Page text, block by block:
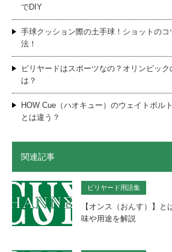
でDIY
手球クッション際の土手球！ショットの
法！
ビリヤードはスポーツなの？オリンピッ
は？
HOW Cue（ハオキュー）のウェイトボル
とは違う？
関連記事
ビリヤード用語集
【オンス（おんす）】
味や用途を解説